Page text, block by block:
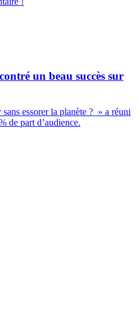
un beau succès sur
essorer la planète ? » a réuni
de part d’audience.